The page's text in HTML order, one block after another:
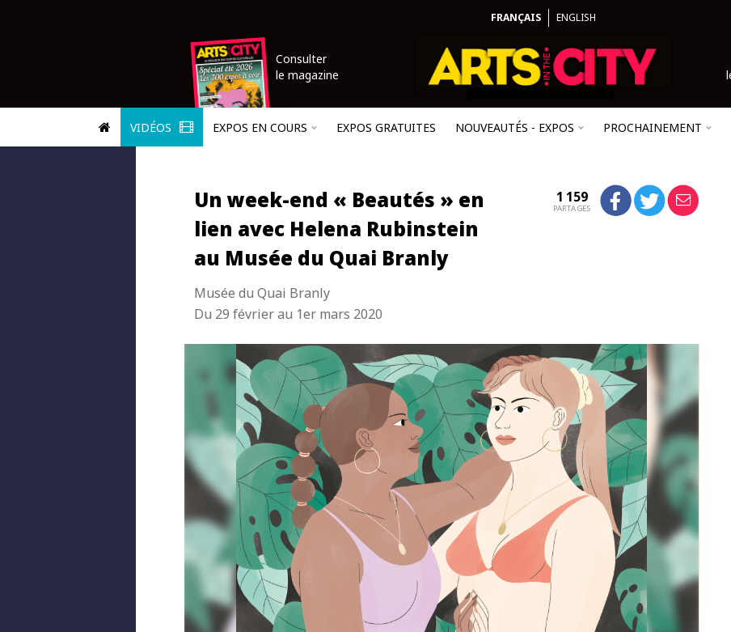
FRANÇAIS ENGLISH
Consulter
le magazine
VIDÉOS EXPOS EN COURS EXPOS GRATUITES NOUVEAUTÉS - EXPOS PROCHAINEMENT
Un week-end « Beautés » en
lien avec Helena Rubinstein
au Musée du Quai Branly
Musée du Quai Branly
Du 29 février au 1er mars 2020
1 159
PARTAGES
© Musée du Quai Branly " data-kind="photo" />